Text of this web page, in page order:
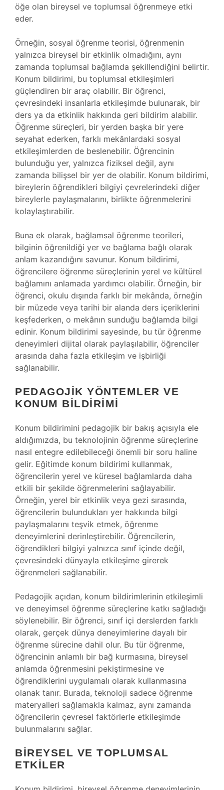
öğe olan bireysel ve toplumsal öğrenmeye etki
eder.
Örneğin, sosyal öğrenme teorisi, öğrenmenin
yalnızca bireysel bir etkinlik olmadığını, aynı
zamanda toplumsal bağlamda şekillendiğini belirtir.
Konum bildirimi, bu toplumsal etkileşimleri
güçlendiren bir araç olabilir. Bir öğrenci,
çevresindeki insanlarla etkileşimde bulunarak, bir
ders ya da etkinlik hakkında geri bildirim alabilir.
Öğrenme süreçleri, bir yerden başka bir yere
seyahat ederken, farklı mekânlardaki sosyal
etkileşimlerden de beslenebilir. Öğrencinin
bulunduğu yer, yalnızca fiziksel değil, aynı
zamanda bilişsel bir yer de olabilir. Konum bildirimi,
bireylerin öğrendikleri bilgiyi çevrelerindeki diğer
bireylerle paylaşmalarını, birlikte öğrenmelerini
kolaylaştırabilir.
Buna ek olarak, bağlamsal öğrenme teorileri,
bilginin öğrenildiği yer ve bağlama bağlı olarak
anlam kazandığını savunur. Konum bildirimi,
öğrencilere öğrenme süreçlerinin yerel ve kültürel
bağlamını anlamada yardımcı olabilir. Örneğin, bir
öğrenci, okulu dışında farklı bir mekânda, örneğin
bir müzede veya tarihi bir alanda ders içeriklerini
keşfederken, o mekânın sunduğu bağlamda bilgi
edinir. Konum bildirimi sayesinde, bu tür öğrenme
deneyimleri dijital olarak paylaşılabilir, öğrenciler
arasında daha fazla etkileşim ve işbirliği
sağlanabilir.
PEDAGOJIK YÖNTEMLER VE
KONUM BILDIRIMI
Konum bildirimini pedagojik bir bakış açısıyla ele
aldığımızda, bu teknolojinin öğrenme süreçlerine
nasıl entegre edilebileceği önemli bir soru haline
gelir. Eğitimde konum bildirimi kullanmak,
öğrencilerin yerel ve küresel bağlamlarda daha
etkili bir şekilde öğrenmelerini sağlayabilir.
Örneğin, yerel bir etkinlik veya gezi sırasında,
öğrencilerin bulundukları yer hakkında bilgi
paylaşmalarını teşvik etmek, öğrenme
deneyimlerini derinleştirebilir. Öğrencilerin,
öğrendikleri bilgiyi yalnızca sınıf içinde değil,
çevresindeki dünyayla etkileşime girerek
öğrenmeleri sağlanabilir.
Pedagojik açıdan, konum bildirimlerinin etkileşimli
ve deneyimsel öğrenme süreçlerine katkı sağladığı
söylenebilir. Bir öğrenci, sınıf içi derslerden farklı
olarak, gerçek dünya deneyimlerine dayalı bir
öğrenme sürecine dahil olur. Bu tür öğrenme,
öğrencinin anlamlı bir bağ kurmasına, bireysel
anlamda öğrenmesini pekiştirmesine ve
öğrendiklerini uygulamalı olarak kullanmasına
olanak tanır. Burada, teknoloji sadece öğrenme
materyalleri sağlamakla kalmaz, aynı zamanda
öğrencilerin çevresel faktörlerle etkileşimde
bulunmalarını sağlar.
BIREYSEL VE TOPLUMSAL
ETKILER